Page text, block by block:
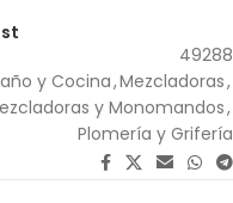
49288
y Cocina,Mezcladoras,
y Monomandos,
Plomería y Grifería